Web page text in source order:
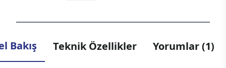
Bakış Teknik Özellikler Yorumlar (1)